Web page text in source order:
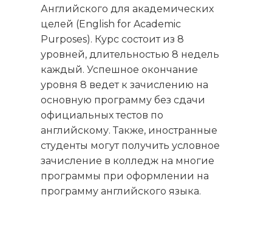
Английского для академических
целей (English for Academic
Purposes). Курс состоит из 8
уровней, длительностью 8 недель
каждый. Успешное окончание
уровня 8 ведет к зачислению на
основную программу без сдачи
официальных тестов по
английскому. Также, иностранные
студенты могут получить условное
зачисление в колледж на многие
программы при оформлении на
программу английского языка.